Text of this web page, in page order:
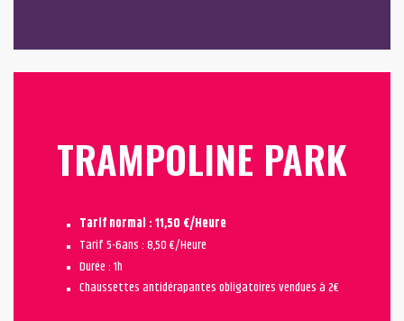
TRAMPOLINE PARK
Tarif normal : 11,50 €/Heure
Tarif 5-6ans : 8,50 €/Heure
Durée : 1h
Chaussettes antidérapantes obligatoires vendues à 2€